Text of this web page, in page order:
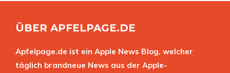
ÜBER APFELPAGE.DE
Apfelpage.de ist ein Apple News Blog, welcher
täglich brandneue News aus der Apple-